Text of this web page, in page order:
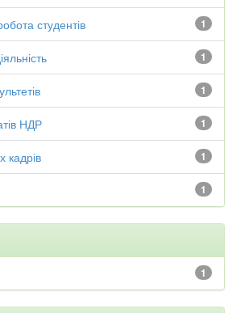
1
студентів
1
1
1
НДР
1
кадрів
1
1